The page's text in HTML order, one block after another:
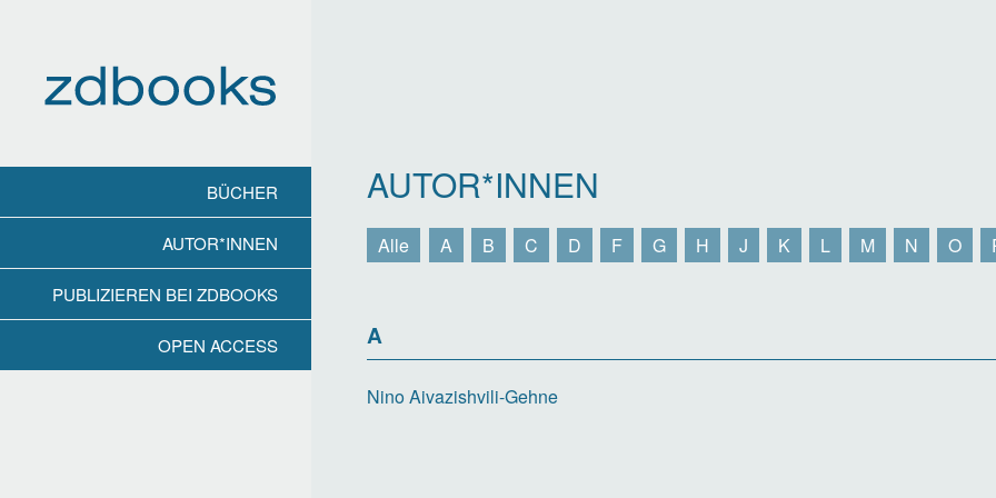
BÜCHER
AUTOR*INNEN
PUBLIZIEREN BEI ZDBOOKS
OPEN ACCESS
AUTOR*INNEN
Alle A B C D F G H J K L M N O
A
Nino Aivazishvili-Gehne